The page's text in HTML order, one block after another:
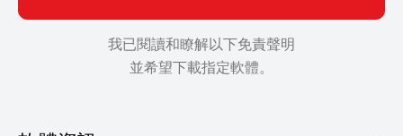
我已閱讀和瞭解以下免責聲明
並希望下載指定軟體。